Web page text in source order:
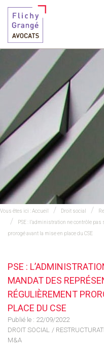
Vous êtes ici :Accueil Droit social
PSE : l’administration ne contrôle
prorogé avant la mise en place du CSE
PSE :
MANDAT DES
RÉGULIÈREMENT
PLACE DU CSE
Publié le : 22/09/2022
DROIT SOCIAL /
M&A